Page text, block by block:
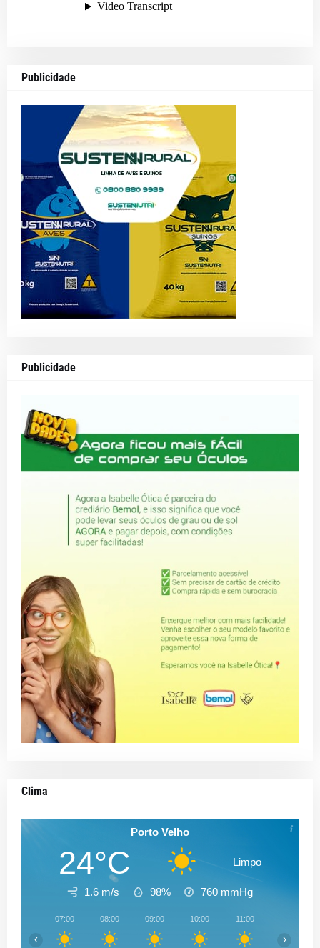
Publicidade
Publicidade
Clima
Porto Velho
24°C Limpo
1.6 m/s 98% 760 mmHg
07:00 08:00 09:00 10:00 11:00
‹ ›